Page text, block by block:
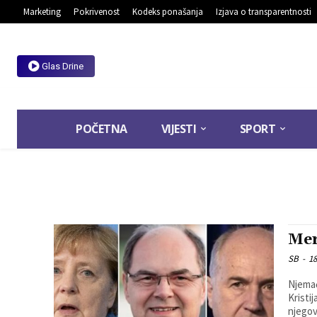
Marketing Pokrivenost Kodeks ponašanja Izjava o transparentnosti
Glas Drine
POČETNA VIJESTI SPORT
SB -